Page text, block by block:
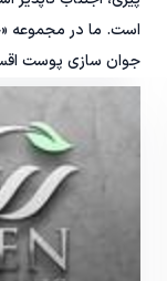
است. ما در مجموعه
جوان سازی پوست